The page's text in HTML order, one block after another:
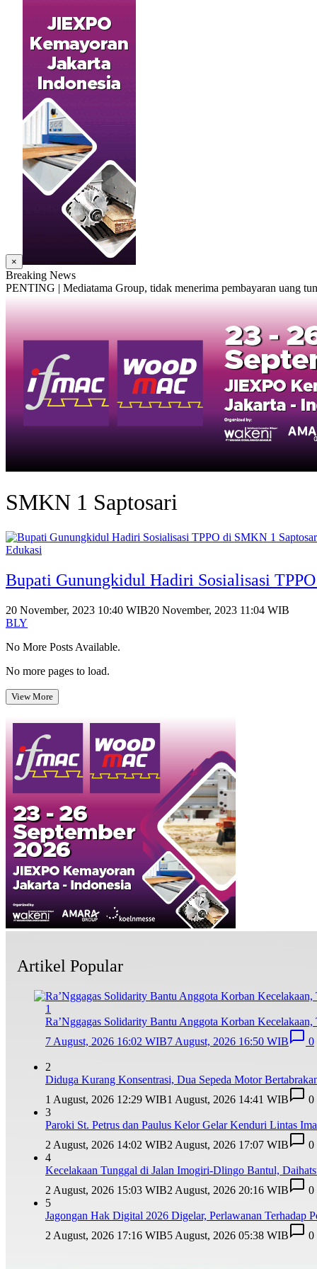
×
Breaking News
PENTING | Mediatama Group, tidak menerima pembayaran uang
SMKN 1 Saptosari
Edukasi
Bupati Gunungkidul Hadiri Sosialisasi
20 November, 2023 10:40 WIB20 November, 2023 11:04 WIB
BLY
No More Posts Available.
No more pages to load.
View More
Artikel Popular
1
Ra’Nggagas Solidarity Bantu Anggota Korban
7 August, 2026 16:02 WIB7 August, 2026 16:50 WIB 0
2
Diduga Kurang Konsentrasi, Dua Sepeda Motor
1 August, 2026 12:29 WIB1 August, 2026 14:41 WIB
0
3
Paroki St. Petrus dan Paulus Kelor Gelar Kenduri Lintas
2 August, 2026 14:02 WIB2 August, 2026 17:07 WIB
0
4
Kecelakaan Tunggal di Jalan Imogiri-Dlingo Bantul,
2 August, 2026 15:03 WIB2 August, 2026 20:16 WIB
0
5
Jagongan Hak Digital 2026 Digelar, Perlawanan Terhadap
2 August, 2026 17:16 WIB5 August, 2026 05:38 WIB 0